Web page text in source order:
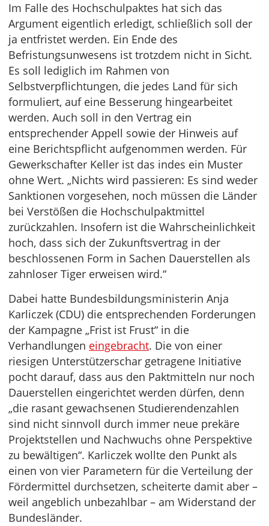
Im Falle des Hochschulpaktes hat sich das
Argument eigentlich erledigt, schließlich soll der
ja entfristet werden. Ein Ende des
Befristungsunwesens ist trotzdem nicht in Sicht.
Es soll lediglich im Rahmen von
Selbstverpflichtungen, die jedes Land für sich
formuliert, auf eine Besserung hingearbeitet
werden. Auch soll in den Vertrag ein
entsprechender Appell sowie der Hinweis auf
eine Berichtspflicht aufgenommen werden. Für
Gewerkschafter Keller ist das indes ein Muster
ohne Wert. „Nichts wird passieren: Es sind weder
Sanktionen vorgesehen, noch müssen die Länder
bei Verstößen die Hochschulpaktmittel
zurückzahlen. Insofern ist die Wahrscheinlichkeit
hoch, dass sich der Zukunftsvertrag in der
beschlossenen Form in Sachen Dauerstellen als
zahnloser Tiger erweisen wird.“
Dabei hatte Bundesbildungsministerin Anja
Karliczek (CDU) die entsprechenden Forderungen
der Kampagne „Frist ist Frust“ in die
Verhandlungen eingebracht. Die von einer
riesigen Unterstützerschar getragene Initiative
pocht darauf, dass aus den Paktmitteln nur noch
Dauerstellen eingerichtet werden dürfen, denn
„die rasant gewachsenen Studierendenzahlen
sind nicht sinnvoll durch immer neue prekäre
Projektstellen und Nachwuchs ohne Perspektive
zu bewältigen“. Karliczek wollte den Punkt als
einen von vier Parametern für die Verteilung der
Fördermittel durchsetzen, scheiterte damit aber –
weil angeblich unbezahlbar – am Widerstand der
Bundesländer.